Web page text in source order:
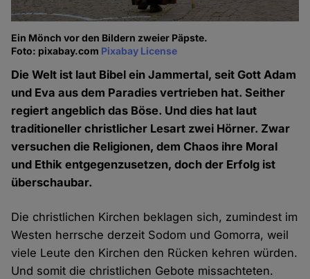
Ein Mönch vor den Bildern zweier Päpste.
Foto: pixabay.com Pixabay License
Die Welt ist laut Bibel ein Jammertal, seit Gott Adam
und Eva aus dem Paradies vertrieben hat. Seither
regiert angeblich das Böse. Und dies hat laut
traditioneller christlicher Lesart zwei Hörner. Zwar
versuchen die Religionen, dem Chaos ihre Moral
und Ethik entgegenzusetzen, doch der Erfolg ist
überschaubar.
Die christlichen Kirchen beklagen sich, zumindest im
Westen herrsche derzeit Sodom und Gomorra, weil
viele Leute den Kirchen den Rücken kehren würden.
Und somit die christlichen Gebote missachteten.